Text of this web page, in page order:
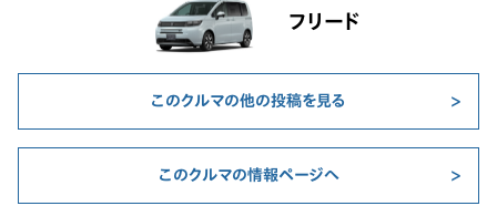
フリード
このクルマの他の投稿を見る
このクルマの情報ページへ